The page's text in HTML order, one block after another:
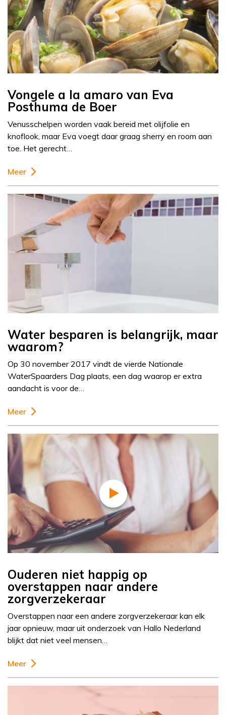
Vongele a la amaro van Eva
Posthuma de Boer
Venusschelpen worden vaak bereid met olijfolie en
knoflook, maar Eva voegt daar graag sherry en room aan
toe. Het gerecht…
Meer
Water besparen is belangrijk, maar
waarom?
Op 30 november 2017 vindt de vierde Nationale
WaterSpaarders Dag plaats, een dag waarop er extra
aandacht is voor de…
Meer
Ouderen niet happig op
overstappen naar andere
zorgverzekeraar
Overstappen naar een andere zorgverzekeraar kan elk
jaar opnieuw, maar uit onderzoek van Hallo Nederland
blijkt dat niet veel mensen…
Meer